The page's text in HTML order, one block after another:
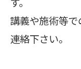
講義や施術等
連絡下さい。